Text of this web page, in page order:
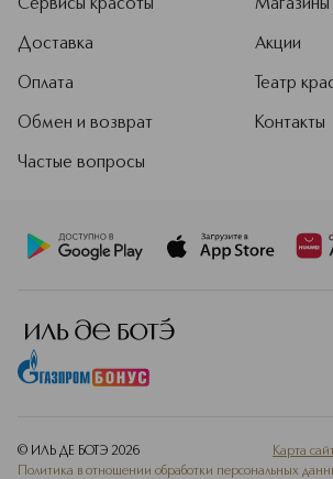
Сервисы красоты
Доставка
Оплата
Обмен и возврат
Частые вопросы
Магазины
Акции
Театр
Контакты
© ИЛЬ ДЕ БОТЭ 2026
Карта
Политика в отношении обработки персональных